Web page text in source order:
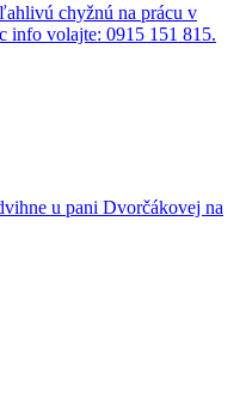
chyžnú na prácu v
info volajte: 0915 151 815.
u pani Dvorčákovej na